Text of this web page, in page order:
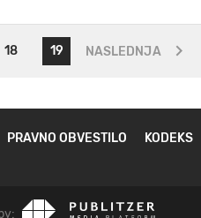
18 19 NASLEDNJA
PRAVNO OBVESTILO KODEKS